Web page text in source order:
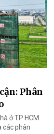
Phân
ở TP HCM
các phân